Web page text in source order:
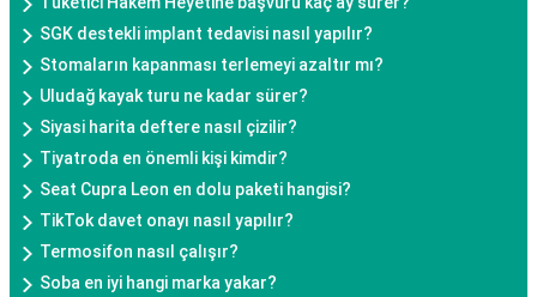
SGK destekli implant tedavisi nasıl yapılır?
Stomaların kapanması terlemeyi azaltır mı?
Uludağ kayak turu ne kadar sürer?
Siyasi harita deftere nasıl çizilir?
Tiyatroda en önemli kişi kimdir?
Seat Cupra Leon en dolu paketi hangisi?
TikTok davet onayı nasıl yapılır?
Termosifon nasıl çalışır?
Soba en iyi hangi marka yakar?